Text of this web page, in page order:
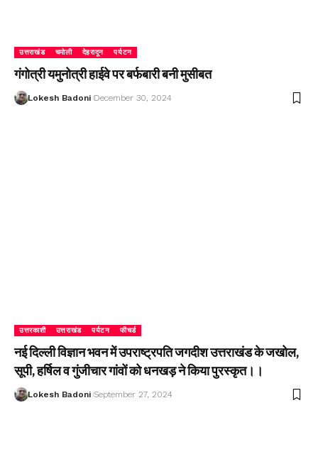
उत्तराखंड चमोली देहरादून पर्यटन
गंगोत्री यमुनोत्री हाईवे पर बर्फबारी बनी मुसीबत
Lokesh Badoni December 30, 2024
उत्तरकाशी उत्तराखंड पर्यटन फीचर्ड
नई दिल्ली विज्ञान भवन में उपराष्ट्रपति जगदीश उत्तराखंड के जखोल,
सूपी, हर्षिल व गुंजीचार गांवों को धनखड़ ने किया पुरस्कृत।।
Lokesh Badoni September 27, 2024